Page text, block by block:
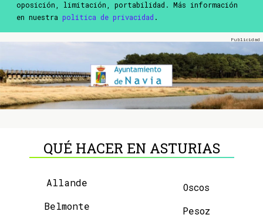
oposición, limitación, portabilidad. Más información
en nuestra política de privacidad .
QUÉ HACER EN ASTURIAS
Allande
Belmonte
Oscos
Pesoz